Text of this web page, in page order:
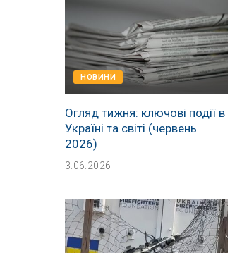
НОВИНИ
Огляд тижня: ключові події в
Україні та світі (червень
2026)
3.06.2026